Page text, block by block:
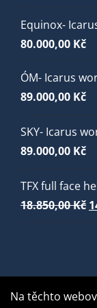
Equinox-
80.000,00 Kč
ÓM- Icarus
89.000,00 Kč
SKY- Icarus
89.000,00 Kč
TFX full face
18.850,00Kč
Na těchto